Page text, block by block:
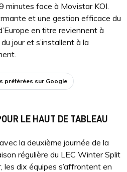
minutes face à Movistar KOI.
et une gestion efficace du
en titre reviennent à
jour et s’installent à la
préférées sur Google
LE HAUT DE TABLEAU
la deuxième journée de la
régulière du LEC Winter Split
dix équipes s’affrontent en